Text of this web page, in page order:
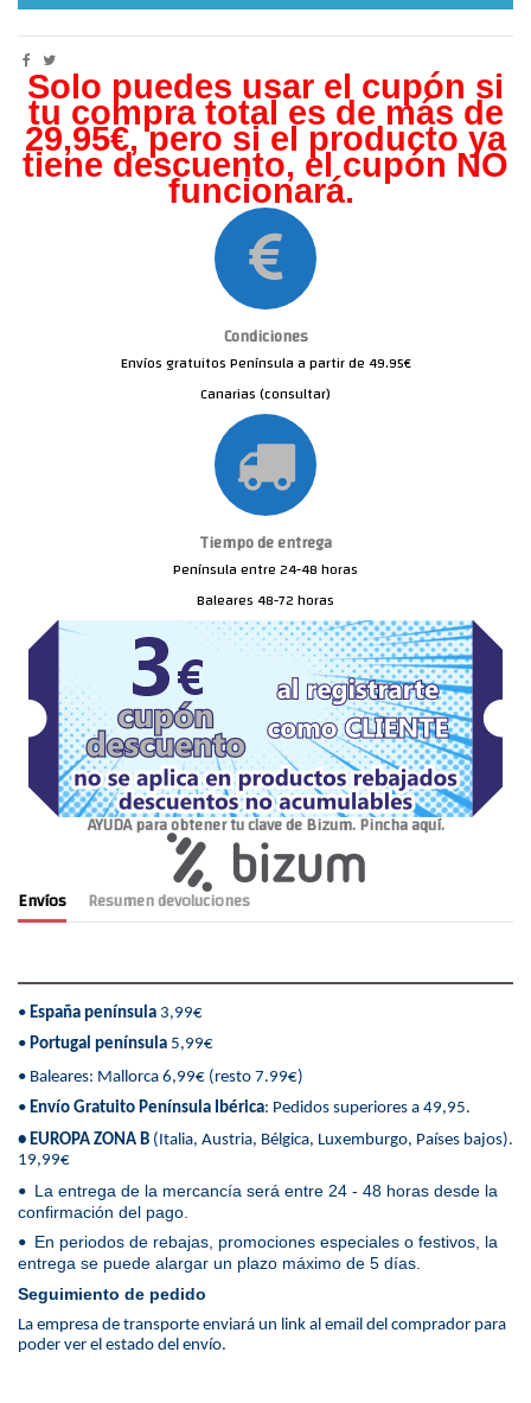
Solo puedes usar el cupón si
tu compra total es de más de
29,95€, pero si el producto ya
tiene descuento, el cupón NO
funcionará.
Condiciones
Envíos gratuitos Península a partir de 49.95€
Canarias (consultar)
Tiempo de entrega
Península entre 24-48 horas
Baleares 48-72 horas
AYUDA para obtener tu clave de Bizum. Pincha aquí.
Envíos Resumen devoluciones
• España península 3,99€
• Portugal península 5,99€
• Baleares: Mallorca 6,99€ (resto 7.99€)
• Envío Gratuito Península Ibérica: Pedidos superiores a 49,95.
• EUROPA ZONA B (Italia, Austria, Bélgica, Luxemburgo, Países bajos).
19,99€
• La entrega de la mercancía será entre 24 - 48 horas desde la
confirmación del pago.
• En periodos de rebajas, promociones especiales o festivos, la
entrega se puede alargar un plazo máximo de 5 días.
Seguimiento de pedido
La empresa de transporte enviará un link al email del comprador para
poder ver el estado del envío.